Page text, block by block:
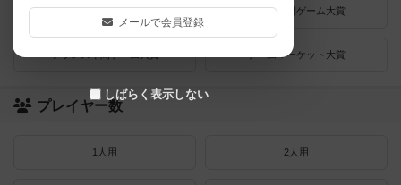
ドイツゲーム大賞 ドイツ年間ゲーム大賞
ゲームマーケット大賞
プレイヤー数
1人用 2人用
メールで会員登録
しばらく表示しない